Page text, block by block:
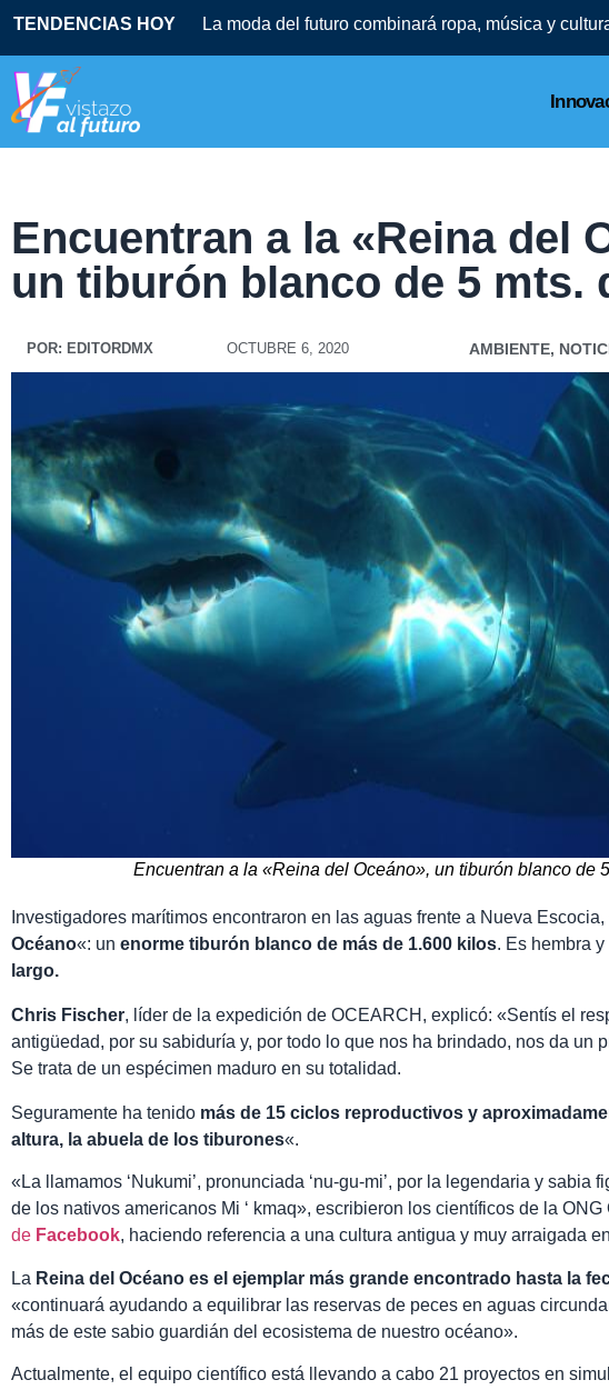
TENDENCIAS HOY La moda del futuro combinará ropa, música y
Encuentran a la «Reina del
un tiburón blanco de 5 mts.
POR: EDITORDMX OCTUBRE 6, 2020 AMBIENTE,
Encuentran a la «Reina del Oceáno», un tiburón blanco de
Investigadores marítimos encontraron en las aguas frente a Nueva Escocia,
Océano«: un enorme tiburón blanco de más de 1.600 kilos. Es hembra
largo.
Chris Fischer, líder de la expedición de OCEARCH, explicó: «Sentís el
antigüedad, por su sabiduría y, por todo lo que nos ha brindado, nos da un
Se trata de un espécimen maduro en su totalidad.
Seguramente ha tenido más de 15 ciclos reproductivos y
altura, la abuela de los tiburones«.
«La llamamos ‘Nukumi’, pronunciada ‘nu-gu-mi’, por la legendaria y sabia
de los nativos americanos Mi ‘ kmaq», escribieron los científicos de la ONG
de Facebook, haciendo referencia a una cultura antigua y muy arraigada
La Reina del Océano es el ejemplar más grande encontrado hasta la
«continuará ayudando a equilibrar las reservas de peces en aguas
más de este sabio guardián del ecosistema de nuestro océano».
Actualmente, el equipo científico está llevando a cabo 21 proyectos en